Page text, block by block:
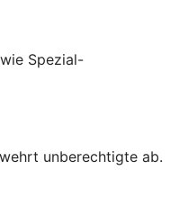
Spezial-
unberechtigte ab.